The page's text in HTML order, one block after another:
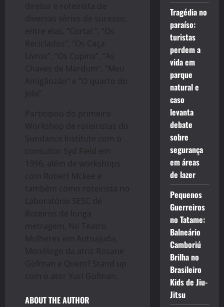
diretor e roteirista de
diversas séries de sucesso,
entre elas, “Corta! ”, “Os
Reciclados”, “Os Caça
Livros”, “Os Cupins”, “As
Chaves de Mardum”, “Meu
Amigãozão” e “O quarto do
Jobi”.
Participou do primeiro
Workshop de roteiristas do
Sundance Institute com o
consultor Syd Field em
1996, além de workshops
com Robert Mckee e
também como roteirista no
Laboratório SESC de
Roteiros de longa
metragem. No Teatro
Mulheres em Autoajuda,
Monólogo da atriz Rosane
Gofman e Quem? Stand up
com o ator Yuri Gofman.
ABOUT THE AUTHOR
Tragédia no
paraíso:
turistas
perdem a
vida em
parque
natural e
caso
levanta
debate
sobre
segurança
em áreas
de lazer
Pequenos
Guerreiros
no Tatame:
Balneário
Camboriú
Brilha no
Brasileiro
Kids de Jiu-
Jitsu